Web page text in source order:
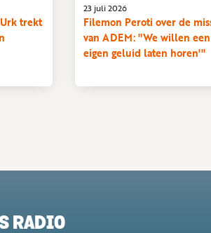
trekt
Filemon Peroti over de
van ADEM: "We willen een
eigen geluid laten horen'"
23 juli 2026
RADIO